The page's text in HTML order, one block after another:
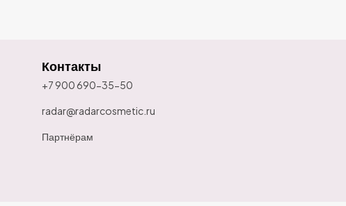
Контакты
+7 900 690-35-50
radar@radarcosmetic.ru
Партнёрам